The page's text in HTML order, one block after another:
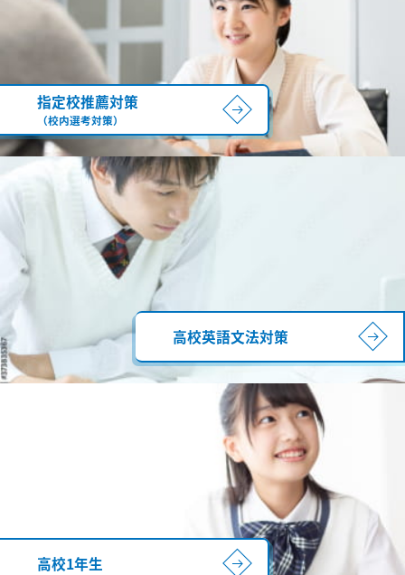
指定校推薦対策
（校内選考対策）
高校英語文法対策
高校1年生